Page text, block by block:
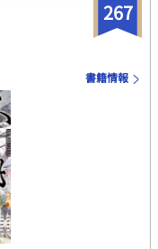
267
書籍情報